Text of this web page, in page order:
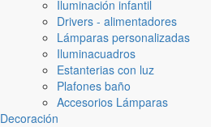
Iluminación infantil
Drivers - alimentadores
Lámparas personalizadas
Iluminacuadros
Estanterias con luz
Plafones baño
Accesorios Lámparas
Decoración